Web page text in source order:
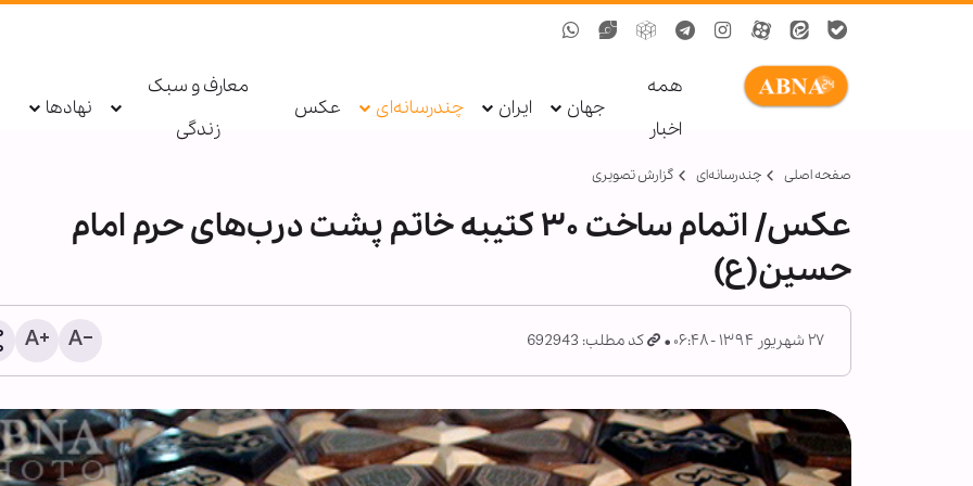
همه
اخبار
جهان ایران چندرسانه‌ای عکس
معارف و سبک
زندگی
نهادها
صفحه اصلی چندرسانه‌ای گزارش تصويری
عکس/ اتمام ساخت ۳۰ کتیبه‌ خاتم پشت درب‌های حرم امام
حسین(ع)
۲۷ شهریور ۱۳۹۴ - ۰۶:۴۸ کد مطلب: 692943
عربستان آمار تلفات و
حملات یمن را محرمانه و
انتشار اعلام کرد